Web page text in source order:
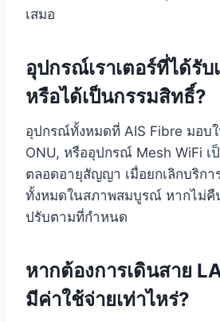
เสมอ
อุปกรณ์เราเตอร์ที่ได้รั
หรือได้เป็นกรรมสิทธิ์?
อุปกรณ์ทั้งหมดที่ AIS Fibre มอบใ
ONU, หรืออุปกรณ์ Mesh WiFi เป็
ตลอดอายุสัญญา เมื่อยกเลิกบริก
ทั้งหมดในสภาพสมบูรณ์ หากไม่คื
ปรับตามที่กำหนด
หากต้องการเดินสาย
มีค่าใช้จ่ายเท่าไหร่?